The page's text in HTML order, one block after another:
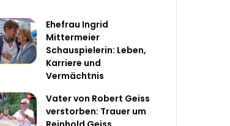
Ehefrau Ingrid
Mittermeier
Schauspielerin: Leben,
Karriere und
Vermächtnis
Vater von Robert Geiss
verstorben: Trauer um